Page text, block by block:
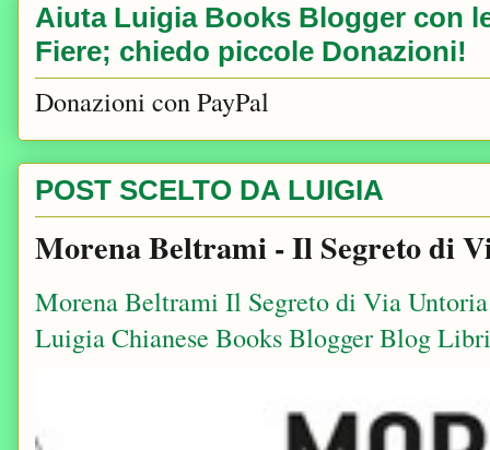
Aiuta Luigia Books Blogger con
Fiere; chiedo piccole Donazioni!
Donazioni con PayPal
POST SCELTO DA LUIGIA
Morena Beltrami - Il Segreto di
Morena Beltrami Il Segreto di Via
Luigia Chianese Books Blogger Blog